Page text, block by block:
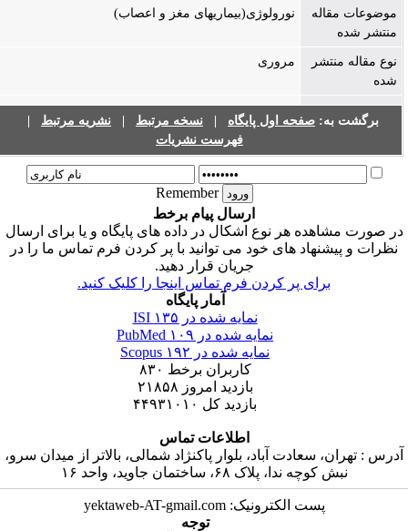
موضوعات مقاله
منتشر شده
نورولوژی(بیماریهای مغز و اعصاب)
نوع مقاله منتشر
شده
مروری
برگشت به:صفحه اول پایگاه| نسخه مرتبط| نشریه مرتبط|
فهرست نشریات
Remember
ارسال پیام برخط
صورت مشاهده هر نوع اشکال در داده های پایگاه و یا برای ارسال
نظرات و پیشنهاد های خود می توانید با پر کردن فرم تماس ما را در
جریان قرار دهید.
برای پر کردن فرم تماس اینجا را کلیک کنید.
آمار پایگاه
نمایه شده در ISI۱۳۵
نمایه شده در PubMed۱۰۹
نمایه شده در Scopus۱۹۲
کاربران برخط۸۳۰
بازدید امروز۲۱۸۵۸
بازدید کل ۴۴۹۳۱۰۱۰
اطلاعات تماس
: تهران، سعادت آباد، بلوار پاکنژاد شمالی، بالاتر از میدان سرو،
نبش کوچه ندا، پلاک ۶۸، ساختمان جاوید، واحد ۱۶
پست الکترونیک: yektaweb-AT-gmail.com
توجه